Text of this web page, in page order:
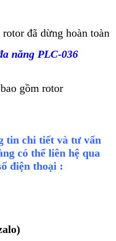
đã dừng hoàn toàn
năng PLC-036
gồm rotor
tin chi tiết và tư vấn
có thể liên hệ qua
điện thoại :